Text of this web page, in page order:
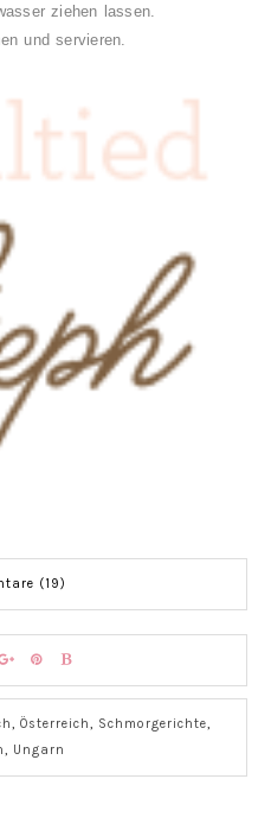
ziehen lassen.
und servieren.
(19)
, Österreich, Schmorgerichte,
, Ungarn